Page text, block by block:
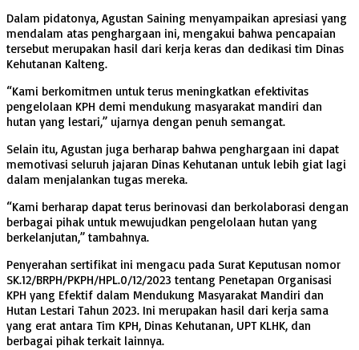
Dalam pidatonya, Agustan Saining menyampaikan apresiasi yang
mendalam atas penghargaan ini, mengakui bahwa pencapaian
tersebut merupakan hasil dari kerja keras dan dedikasi tim Dinas
Kehutanan Kalteng.
“Kami berkomitmen untuk terus meningkatkan efektivitas
pengelolaan KPH demi mendukung masyarakat mandiri dan
hutan yang lestari,” ujarnya dengan penuh semangat.
Selain itu, Agustan juga berharap bahwa penghargaan ini dapat
memotivasi seluruh jajaran Dinas Kehutanan untuk lebih giat lagi
dalam menjalankan tugas mereka.
“Kami berharap dapat terus berinovasi dan berkolaborasi dengan
berbagai pihak untuk mewujudkan pengelolaan hutan yang
berkelanjutan,” tambahnya.
Penyerahan sertifikat ini mengacu pada Surat Keputusan nomor
SK.12/BRPH/PKPH/HPL.0/12/2023 tentang Penetapan Organisasi
KPH yang Efektif dalam Mendukung Masyarakat Mandiri dan
Hutan Lestari Tahun 2023. Ini merupakan hasil dari kerja sama
yang erat antara Tim KPH, Dinas Kehutanan, UPT KLHK, dan
berbagai pihak terkait lainnya.